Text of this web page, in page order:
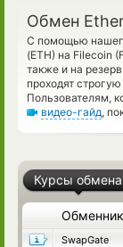
Обмен
С помощью
(ETH) на Filecoin
также и на
проходят
Пользователям,
видео-гайд,
Курсы обмена
Обменник
SwapGate